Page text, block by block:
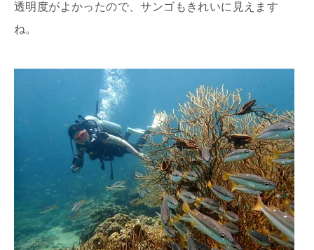
透明度がよかったので、サンゴもきれいに見えます
ね。